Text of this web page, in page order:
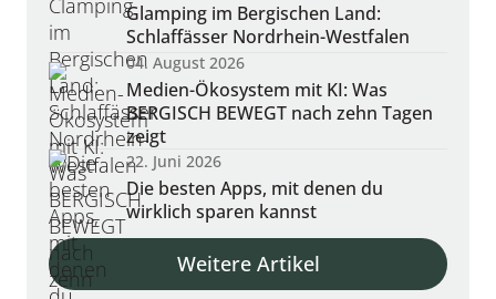
Neue Arbeitswelten
digital, sinnorientiert arbeiten
Zukunft der Bildung
Lernen neu denken und gestalten
Glamping im Bergischen Land:
Schlaffässer Nordrhein-Westfalen
04. August 2026
Medien-Ökosystem mit KI: Was
BERGISCH BEWEGT nach zehn Tagen
zeigt
22. Juni 2026
Die besten Apps, mit denen du
wirklich sparen kannst
Weitere Artikel